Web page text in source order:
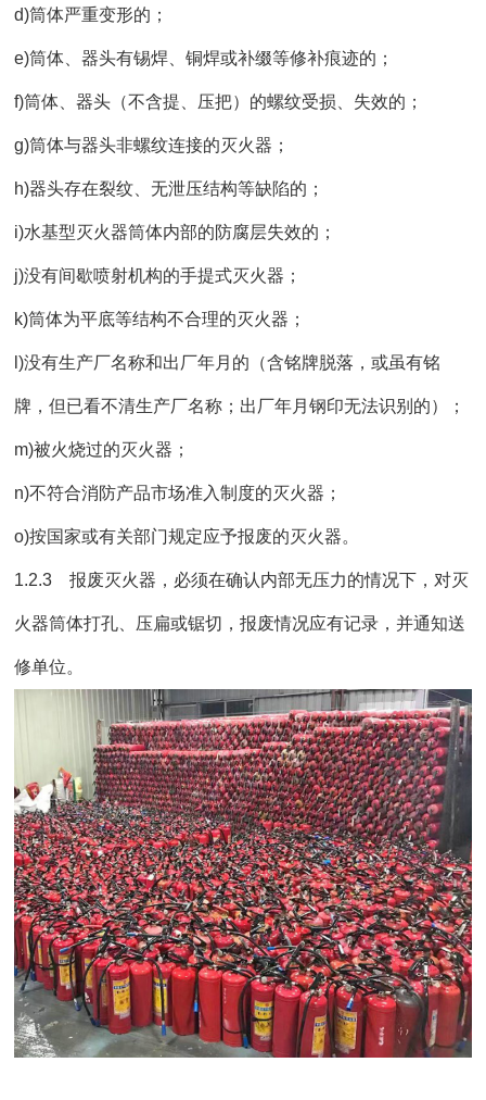
d)筒体严重变形的；
e)筒体、器头有锡焊、铜焊或补缀等修补痕迹的；
f)筒体、器头（不含提、压把）的螺纹受损、失效的；
g)筒体与器头非螺纹连接的灭火器；
h)器头存在裂纹、无泄压结构等缺陷的；
i)水基型灭火器筒体内部的防腐层失效的；
j)没有间歇喷射机构的手提式灭火器；
k)筒体为平底等结构不合理的灭火器；
l)没有生产厂名称和出厂年月的（含铭牌脱落，或虽有铭
牌，但已看不清生产厂名称；出厂年月钢印无法识别的）；
m)被火烧过的灭火器；
n)不符合消防产品市场准入制度的灭火器；
o)按国家或有关部门规定应予报废的灭火器。
1.2.3 报废灭火器，必须在确认内部无压力的情况下，对灭
火器筒体打孔、压扁或锯切，报废情况应有记录，并通知送
修单位。